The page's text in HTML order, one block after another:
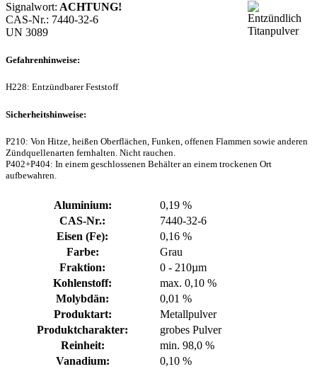
Signalwort: ACHTUNG!
CAS-Nr.: 7440-32-6
UN 3089
Gefahrenhinweise:
H228: Entzündbarer Feststoff
Sicherheitshinweise:
P210: Von Hitze, heißen Oberflächen, Funken, offenen Flammen sowie anderen
Zündquellenarten fernhalten. Nicht rauchen.
P402+P404: In einem geschlossenen Behälter an einem trockenen Ort
aufbewahren.
Aluminium:
0,19 %
CAS-Nr.:
7440-32-6
Eisen (Fe):
0,16 %
Farbe:
Grau
Fraktion:
0 - 210µm
Kohlenstoff:
max. 0,10 %
Molybdän:
0,01 %
Produktart:
Metallpulver
Produktcharakter:
grobes Pulver
Reinheit:
min. 98,0 %
Vanadium:
0,10 %